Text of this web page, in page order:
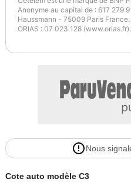
Anonyme au capital de : 617 279
Haussmann - 75009 Paris
ORIAS : 07 023 128 (www.orias.fr).
Nous
Cote auto modèle C3